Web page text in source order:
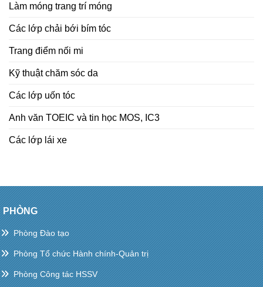
Làm móng trang trí móng
Các lớp chải bới bím tóc
Trang điểm nối mi
Kỹ thuật chăm sóc da
Các lớp uốn tóc
Anh văn TOEIC và tin học MOS, IC3
Các lớp lái xe
PHÒNG
Phòng Đào tạo
Phòng Tổ chức Hành chính-Quản trị
Phòng Công tác HSSV